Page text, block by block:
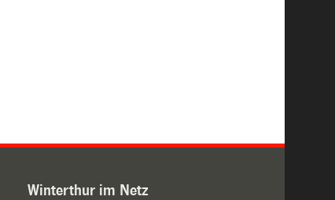
Winterthur im Netz